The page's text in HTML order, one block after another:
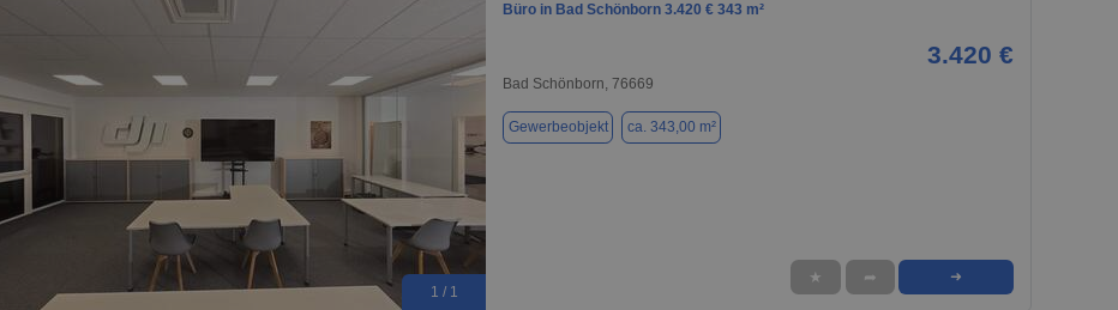
1 / 1
Büro in Bad Schönborn 3.420 € 343 m²
3.420 €
Bad Schönborn, 76669
Gewerbeobjekt ca. 343,00 m²
★ ➦ ➜